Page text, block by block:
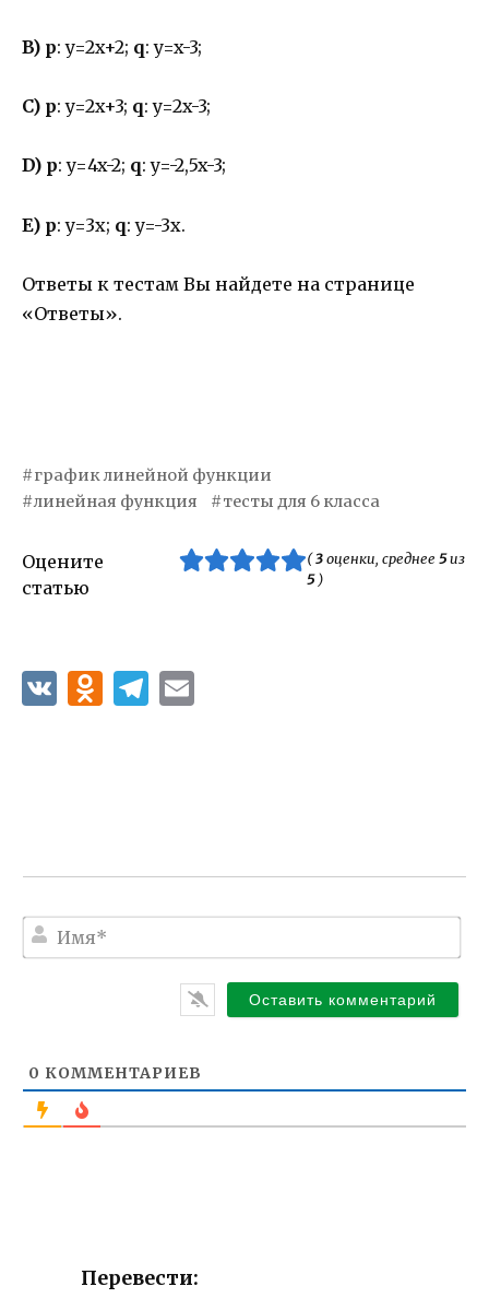
B) p: y=2x+2; q: y=x-3;
C) p: y=2x+3; q: y=2x-3;
D) p: y=4x-2; q: y=-2,5x-3;
E) p: y=3x; q: y=-3x.
Ответы к тестам Вы найдете на странице
«Ответы».
график линейной функции
линейная функция
тесты для 6 класса
Оцените
статью
(3оценки, среднее 5из
5)
0 КОММЕНТАРИЕВ
Перевести: